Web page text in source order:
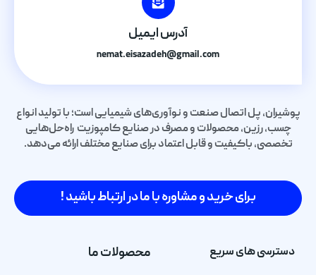
آدرس ایمیل
nemat.eisazadeh@gmail.com
پوشیران، پل اتصال صنعت و نوآوری‌های شیمیایی است؛ با تولید انواع
چسب، رزین، محصولات و مصرف در صنایع کامپوزیت راه‌حل‌هایی
تخصصی، باکیفیت و قابل اعتماد برای صنایع مختلف ارائه می‌دهد.
برای خرید و مشاوره با ما در ارتباط باشید !
دسترسی های سریع محصولات ما